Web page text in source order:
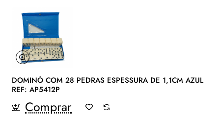
DOMINÓ COM 28 PEDRAS ESPESSURA DE 1,1CM AZUL
REF: AP5412P
Comprar